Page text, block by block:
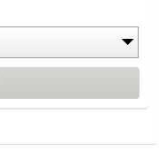
a je vhodný pre deti